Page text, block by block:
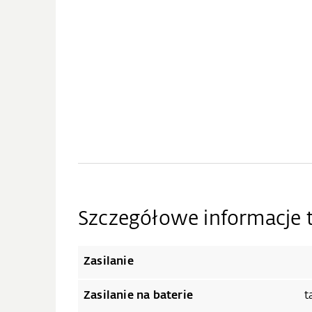
Szczegółowe informacje
Zasilanie
Zasilanie na baterie